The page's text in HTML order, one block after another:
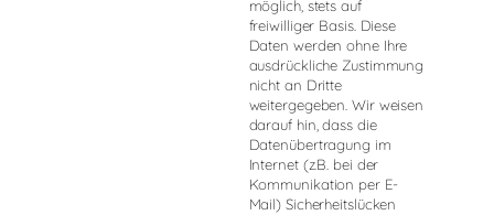
möglich, stets auf
freiwilliger Basis. Diese
Daten werden ohne Ihre
ausdrückliche Zustimmung
nicht an Dritte
weitergegeben. Wir weisen
darauf hin, dass die
Datenübertragung im
Internet (z.B. bei der
Kommunikation per E-
Mail) Sicherheitslücken